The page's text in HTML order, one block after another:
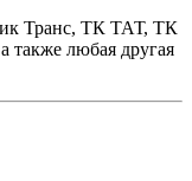
Транс, ТК ТАТ, ТК
любая другая